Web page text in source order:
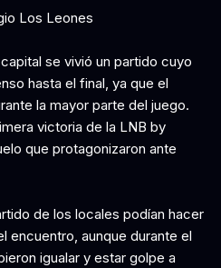
Los Leones
se vivió un partido cuyo
hasta el final, ya que el
la mayor parte del juego.
victoria de la LNB by
que protagonizaron ante
de los locales podían hacer
encuentro, aunque durante el
igualar y estar golpe a